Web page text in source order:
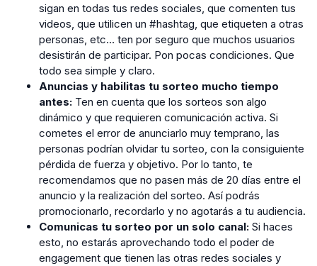
sigan en todas tus redes sociales, que comenten tus
videos, que utilicen un #hashtag, que etiqueten a otras
personas, etc… ten por seguro que muchos usuarios
desistirán de participar. Pon pocas condiciones. Que
todo sea simple y claro.
Anuncias y habilitas tu sorteo mucho tiempo
antes: Ten en cuenta que los sorteos son algo
dinámico y que requieren comunicación activa. Si
cometes el error de anunciarlo muy temprano, las
personas podrían olvidar tu sorteo, con la consiguiente
pérdida de fuerza y objetivo. Por lo tanto, te
recomendamos que no pasen más de 20 días entre el
anuncio y la realización del sorteo. Así podrás
promocionarlo, recordarlo y no agotarás a tu audiencia.
Comunicas tu sorteo por un solo canal: Si haces
esto, no estarás aprovechando todo el poder de
engagement que tienen las otras redes sociales y